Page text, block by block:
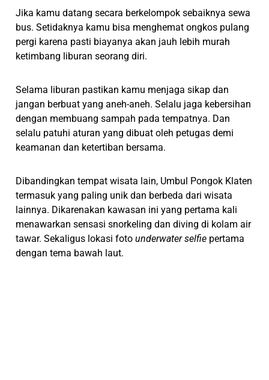
Jika kamu datang secara berkelompok sebaiknya sewa
bus. Setidaknya kamu bisa menghemat ongkos pulang
pergi karena pasti biayanya akan jauh lebih murah
ketimbang liburan seorang diri.
Selama liburan pastikan kamu menjaga sikap dan
jangan berbuat yang aneh-aneh. Selalu jaga kebersihan
dengan membuang sampah pada tempatnya. Dan
selalu patuhi aturan yang dibuat oleh petugas demi
keamanan dan ketertiban bersama.
Dibandingkan tempat wisata lain, Umbul Pongok Klaten
termasuk yang paling unik dan berbeda dari wisata
lainnya. Dikarenakan kawasan ini yang pertama kali
menawarkan sensasi snorkeling dan diving di kolam air
tawar. Sekaligus lokasi fotounderwater selfie pertama
dengan tema bawah laut.